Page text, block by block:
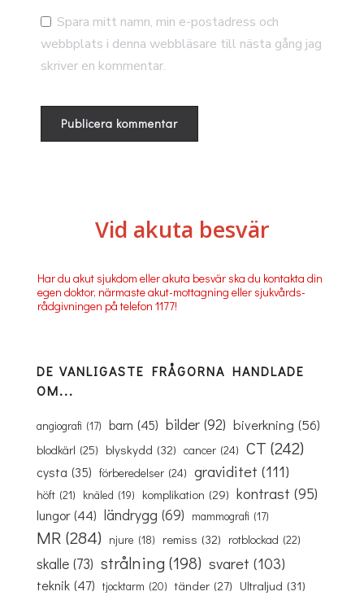
Spara mitt namn, min e-postadress och
webbplats i denna webbläsare till nästa gång jag
skriver en kommentar.
Vid akuta besvär
Har du akut sjukdom eller akuta besvär ska du kontakta din
egen doktor, närmaste akut-mottagning eller sjukvårds-
rådgivningen på telefon 1177!
DE VANLIGASTE FRÅGORNA HANDLADE
OM...
angiografi (17) barn (45) bilder (92) biverkning (56)
blodkärl (25) blyskydd (32) cancer (24) CT (242)
cysta (35) förberedelser (24) graviditet (111)
höft (21) knäled (19) komplikation (29) kontrast (95)
lungor (44) ländrygg (69) mammografi (17)
MR (284) njure (18) remiss (32) rotblockad (22)
skalle (73) strålning (198) svaret (103)
teknik (47) tjocktarm (20) tänder (27) Ultraljud (31)